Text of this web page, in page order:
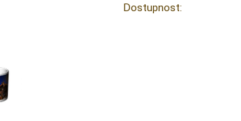
Dostupnost: